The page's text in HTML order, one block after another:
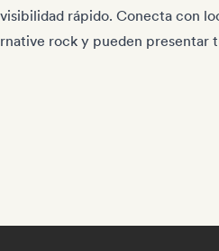
rápido. Conecta con
rock y pueden presentar